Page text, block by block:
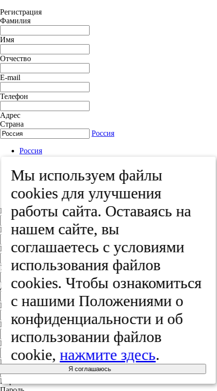
Регистрация
Фамилия
Имя
Отчество
E-mail
Телефон
Адрес
Страна
Россия
Россия
Польша
Другая страна
Индекс
Город
Край
Улица
Дом
Квартира
Название юридического лица
ИНН
КПП
Пароль
Мы используем файлы
cооkies для улучшения
работы сайта. Оставаясь на
нашем сайте, вы
соглашаетесь с условиями
использования файлов
cооkies. Чтобы ознакомиться
с нашими Положениями о
конфиденциальности и об
использовании файлов
cookie,нажмите здесь.
Я соглашаюсь